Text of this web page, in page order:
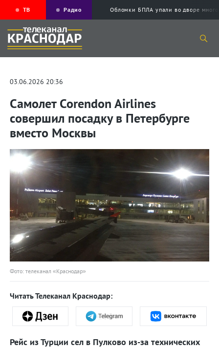
ТВ Радио Обломки БПЛА упали во дворе
03.06.2026 20:36
Самолет Corendon Airlines
совершил посадку в Петербурге
вместо Москвы
Фото: телеканал «Краснодар»
Читать Телеканал Краснодар:
Рейс из Турции сел в Пулково из-за технических